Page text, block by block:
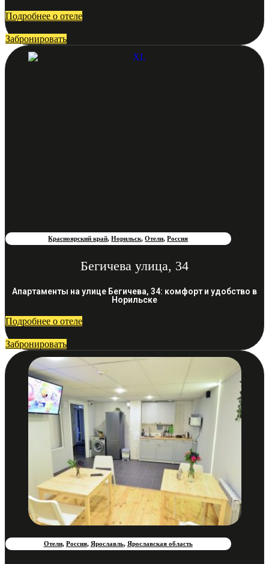
Подробнее о отеле
Забронировать
Красноярский край,Норильск,Отели,Россия
Бегичева улица, 34
Апартаменты на улице Бегичева, 34: комфорт и удобство в
Норильске
Подробнее о отеле
Забронировать
Отели, Россия, Ярославль, Ярославская область